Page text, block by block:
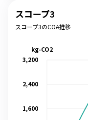
スコープ3
スコープ3のCOA推移
1,600
2,400
3,200
kg-CO2